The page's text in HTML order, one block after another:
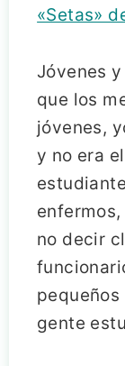
«Setas»
Jóvenes
que los
jóvenes,
y no era
enfermos,
no decir
gente